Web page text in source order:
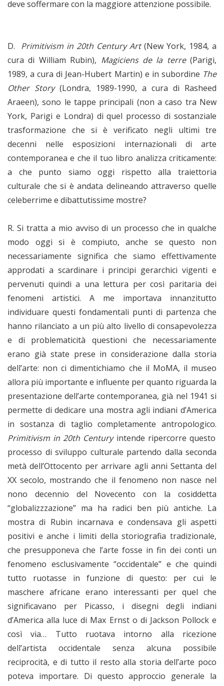
deve soffermare con la maggiore attenzione possibile.
D. Primitivism in 20th Century Art(New York, 1984, a
cura di William Rubin), Magiciens de la terre(Parigi,
1989, a cura di Jean-Hubert Martin) e in subordine The
Other Story(Londra, 1989-1990, a cura di Rasheed
Araeen), sono le tappe principali (non a caso tra New
York, Parigi e Londra) di quel processo di sostanziale
trasformazione che si è verificato negli ultimi tre
decenni nelle esposizioni internazionali di arte
contemporanea e che il tuo libro analizza criticamente:
a che punto siamo oggi rispetto alla traiettoria
culturale che si è andata delineando attraverso quelle
celeberrime e dibattutissime mostre?
R. Si tratta a mio avviso di un processo che in qualche
modo oggi si è compiuto, anche se questo non
necessariamente significa che siamo effettivamente
approdati a scardinare i principi gerarchici vigenti e
pervenuti quindi a una lettura per così paritaria dei
fenomeni artistici. A me importava innanzitutto
individuare questi fondamentali punti di partenza che
hanno rilanciato a un più alto livello di consapevolezza
e di problematicità questioni che necessariamente
erano già state prese in considerazione dalla storia
dell’arte: non ci dimentichiamo che il MoMA, il museo
allora più importante e influente per quanto riguarda la
presentazione dell’arte contemporanea, già nel 1941 si
permette di dedicare una mostra agli indiani d’America
in sostanza di taglio completamente antropologico.
Primitivism in 20th Centuryintende ripercorre questo
processo di sviluppo culturale partendo dalla seconda
metà dell’Ottocento per arrivare agli anni Settanta del
XX secolo, mostrando che il fenomeno non nasce nel
nono decennio del Novecento con la cosiddetta
“globalizzzazione” ma ha radici ben più antiche. La
mostra di Rubin incarnava e condensava gli aspetti
positivi e anche i limiti della storiografia tradizionale,
che presupponeva che l’arte fosse in fin dei conti un
fenomeno esclusivamente “occidentale” e che quindi
tutto ruotasse in funzione di questo: per cui le
maschere africane erano interessanti per quel che
significavano per Picasso, i disegni degli indiani
d’America alla luce di Max Ernst o di Jackson Pollock e
così via… Tutto ruotava intorno alla ricezione
dell’artista occidentale senza alcuna possibile
reciprocità, e di tutto il resto alla storia dell’arte poco
poteva importare. Di questo approccio generale la